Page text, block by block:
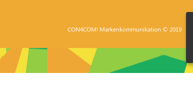
CON4COM! Markenkommunikation © 2019